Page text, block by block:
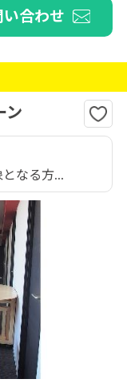
い合わせ
ン
なる方...